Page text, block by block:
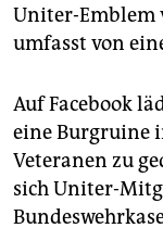
Uniter-Emblem
umfasst von
Auf Facebook
eine Burgruine
Veteranen zu
sich Uniter-